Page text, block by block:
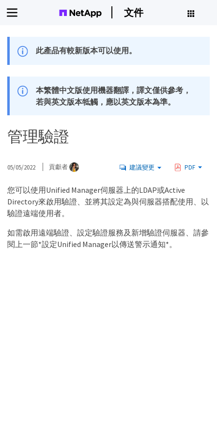
文件
此產品有較新版本可以使用。
本繁體中文版使用機器翻譯，譯文僅供參考，
若與英文版本牴觸，應以英文版本為準。
管理驗證
05/05/2022 貢獻者 建議變更 PDF
您可以使用Unified Manager伺服器上的LDAP或Active
Directory來啟用驗證、並將其設定為與伺服器搭配使用、以
驗證遠端使用者。
如需啟用遠端驗證、設定驗證服務及新增驗證伺服器、請參
閱上一節*設定Unified Manager以傳送警示通知*。